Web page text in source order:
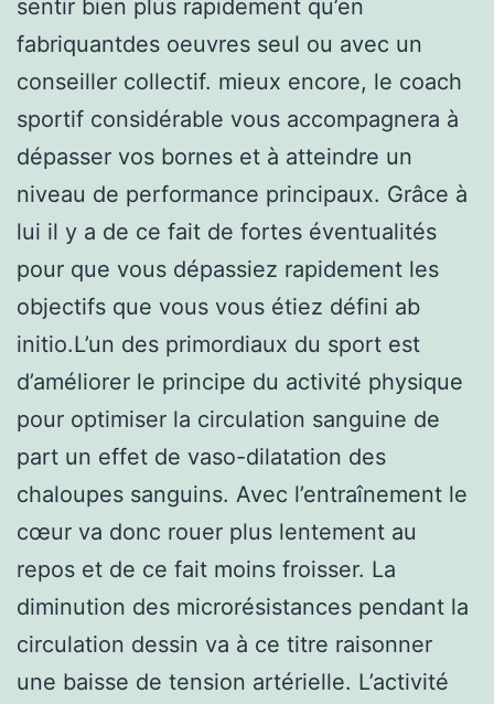
sentir bien plus rapidement qu’en
fabriquantdes oeuvres seul ou avec un
conseiller collectif. mieux encore, le coach
sportif considérable vous accompagnera à
dépasser vos bornes et à atteindre un
niveau de performance principaux. Grâce à
lui il y a de ce fait de fortes éventualités
pour que vous dépassiez rapidement les
objectifs que vous vous étiez défini ab
initio.L’un des primordiaux du sport est
d’améliorer le principe du activité physique
pour optimiser la circulation sanguine de
part un effet de vaso-dilatation des
chaloupes sanguins. Avec l’entraînement le
cœur va donc rouer plus lentement au
repos et de ce fait moins froisser. La
diminution des microrésistances pendant la
circulation dessin va à ce titre raisonner
une baisse de tension artérielle. L’activité